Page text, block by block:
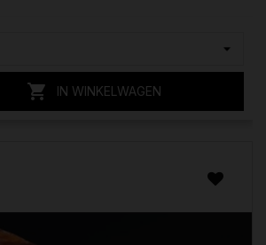
 IN WINKELWAGEN